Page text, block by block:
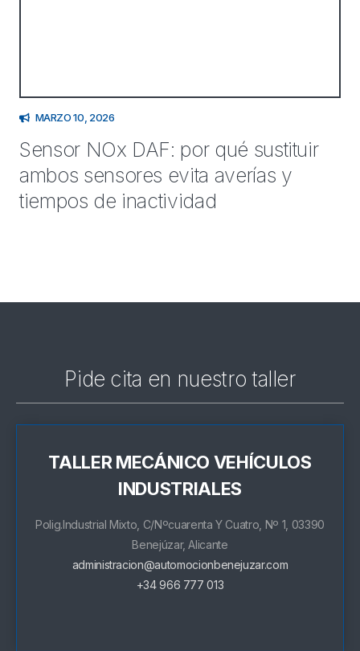
MARZO 10, 2026
Sensor NOx DAF: por qué sustituir
ambos sensores evita averías y
tiempos de inactividad
Pide cita en nuestro taller
TALLER MECÁNICO VEHÍCULOS
INDUSTRIALES
Polig.Industrial Mixto, C/Nºcuarenta Y Cuatro, Nº 1, 03390
Benejúzar, Alicante
administracion@automocionbenejuzar.com
+34 966 777 013